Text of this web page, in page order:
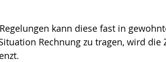
kann diese fast in
Rechnung zu tragen, wird die